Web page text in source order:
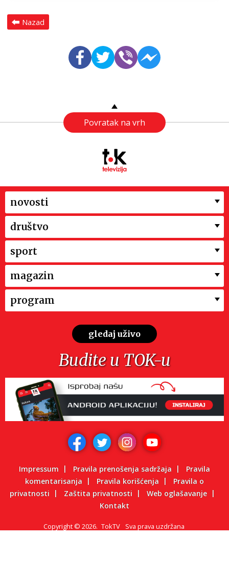
Nazad
Povratak na vrh
novosti
društvo
sport
magazin
program
gledaj uživo
Budite u TOK-u
Impressum Pravila prenošenja sadržaja
Pravila
komentarisanja
Pravila korišćenja
Pravila o
privatnosti
Zaštita privatnosti
Web oglašavanje
Kontakt
Copyright © 2026. TokTV Sva prava uzdržana